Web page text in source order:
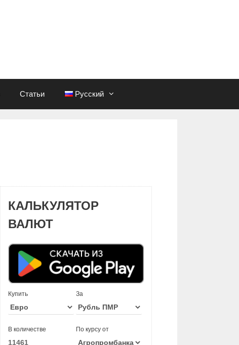
Статьи Русский
КАЛЬКУЛЯТОР
ВАЛЮТ
Купить За
В количестве По курсу от